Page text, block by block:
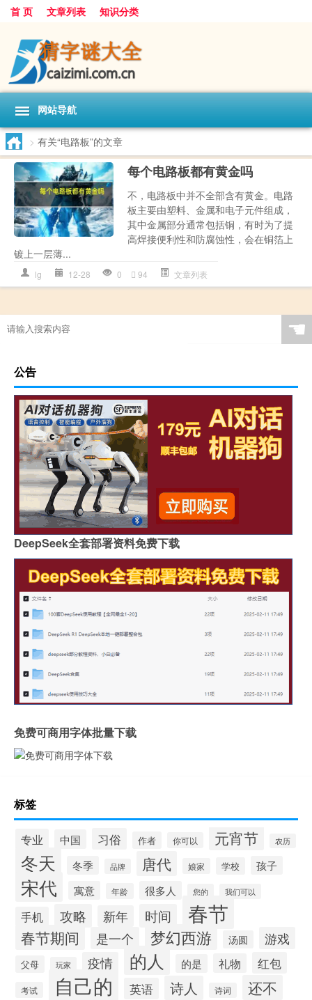
首 页 文章列表 知识分类
网站导航
> 有关“电路板”的文章
每个电路板都有黄金吗
不，电路板中并不全部含有黄金。电路
板主要由塑料、金属和电子元件组成，
其中金属部分通常包括铜，有时为了提
高焊接便利性和防腐蚀性，会在铜箔上
镀上一层薄...
lg 12-28 0 94 文章列表
☚
公告
DeepSeek全套部署资料免费下载
免费可商用字体批量下载
标签
专业 中国 习俗 作者 你可以 元宵节 农历
冬天 冬季 品牌 唐代 娘家 学校 孩子
宋代 寓意 年龄 很多人 您的 我们可以
手机 攻略 新年 时间 春节
春节期间 是一个 梦幻西游 汤圆 游戏
父母 玩家 疫情 的人 的是 礼物 红包
考试 自己的 英语 诗人 诗词 还不